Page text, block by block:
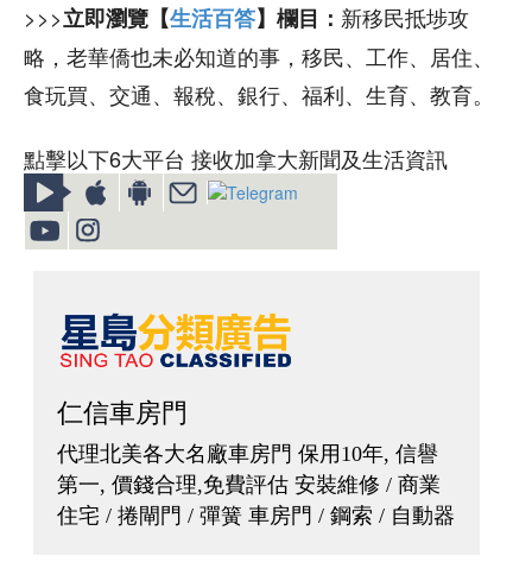
>>>立即瀏覽【生活百答】欄目： 新移民抵埗攻
略，老華僑也未必知道的事，移民、工作、居住、
食玩買、交通、報稅、銀行、福利、生育、教育。
點擊以下6大平台 接收加拿大新聞及生活資訊